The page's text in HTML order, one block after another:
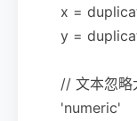
x =
y =
// 文本忽略
'numeric'